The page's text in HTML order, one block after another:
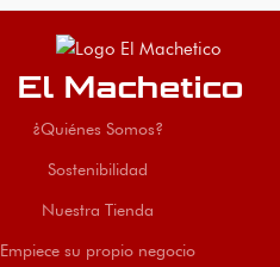
El Machetico
¿Quiénes Somos?
Sostenibilidad
Nuestra Tienda
Empiece su propio negocio